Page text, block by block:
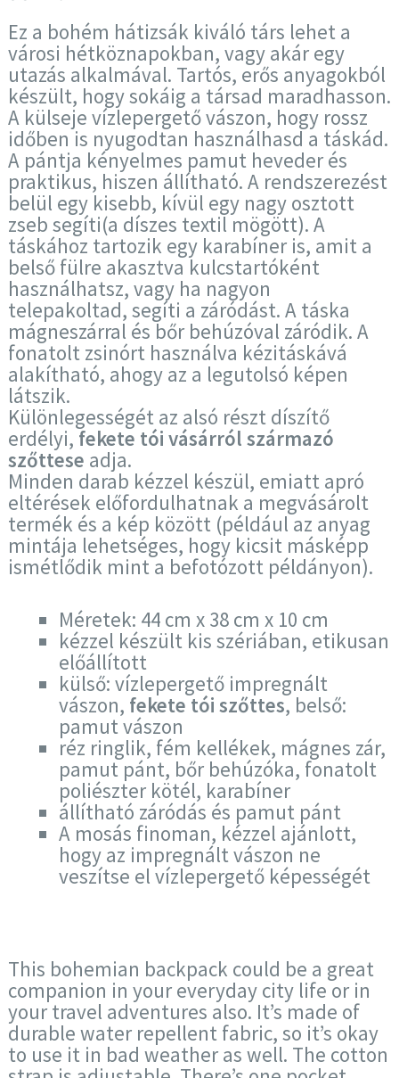
Ez a bohém hátizsák kiváló társ lehet a
városi hétköznapokban, vagy akár egy
utazás alkalmával. Tartós, erős anyagokból
készült, hogy sokáig a társad maradhasson.
A külseje vízlepergető vászon, hogy rossz
időben is nyugodtan használhasd a táskád.
A pántja kényelmes pamut heveder és
praktikus, hiszen állítható. A rendszerezést
belül egy kisebb, kívül egy nagy osztott
zseb segíti(a díszes textil mögött). A
táskához tartozik egy karabíner is, amit a
belső fülre akasztva kulcstartóként
használhatsz, vagy ha nagyon
telepakoltad, segíti a záródást. A táska
mágneszárral és bőr behúzóval záródik. A
fonatolt zsinórt használva kézitáskává
alakítható, ahogy az a legutolsó képen
látszik.
Különlegességét az alsó részt díszítő
erdélyi, fekete tói vásárról származó
szőttese adja.
Minden darab kézzel készül, emiatt apró
eltérések előfordulhatnak a megvásárolt
termék és a kép között (például az anyag
mintája lehetséges, hogy kicsit másképp
ismétlődik mint a befotózott példányon).
Méretek: 44 cm x 38 cm x 10 cm
kézzel készült kis szériában, etikusan
előállított
külső: vízlepergető impregnált
vászon, fekete tói szőttes, belső:
pamut vászon
réz ringlik, fém kellékek, mágnes zár,
pamut pánt, bőr behúzóka, fonatolt
poliészter kötél, karabíner
állítható záródás és pamut pánt
A mosás finoman, kézzel ajánlott,
hogy az impregnált vászon ne
veszítse el vízlepergető képességét
This bohemian backpack could be a great
companion in your everyday city life or in
your travel adventures also. It’s made of
durable water repellent fabric, so it’s okay
to use it in bad weather as well. The cotton